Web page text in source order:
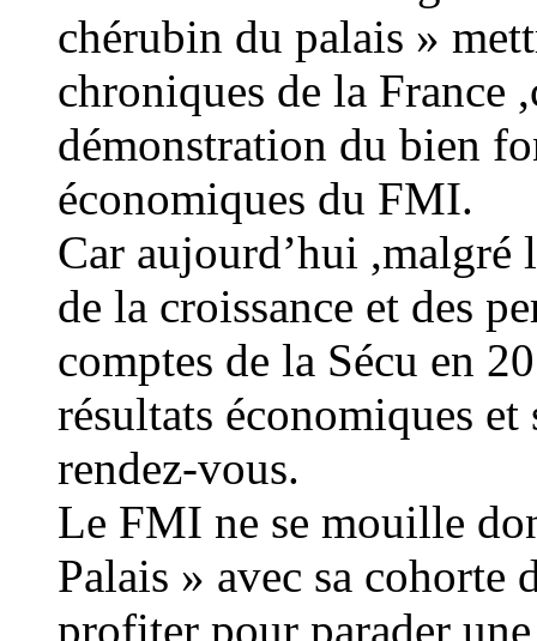
chérubin du palais »
chroniques de la
démonstration du bien
économiques du FMI.
Car aujourd’hui ,malgré
de la croissance et des
comptes de la Sécu en
résultats économiques
rendez-vous.
Le FMI ne se mouille
Palais » avec sa
profiter pour parader